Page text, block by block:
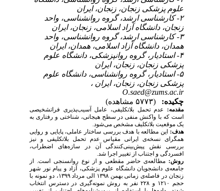
علوم پزشکی زنجان، زنجان، ایران
۲- کارشناسی ارشد، گروه روانشناسی، واحد
زنجان، دانشگاه آزاد اسلامی، زنجان، ایران
۳- کارشناسی ارشد، گروه روانشناسی، واحد
همدان، دانشگاه آزاد اسلامی، همدان، ایران
۴- استادیار، گروه روانپزشکی، دانشگاه علوم
پزشکی زنجان، زنجان، ایران
۵- استادیار، گروه روانشناسی، دانشگاه علوم
پزشکی زنجان، زنجان، ایران ،
O.saed@zums.ac.ir
چکیده:
مقدمه:عدم تحمل بلاتکلیفی، عامل آسیب‌پذیری فراتشخیصی
است که با واکنش منفی در سطح هیجانی، شناختی و رفتاری به
یک موقعیت بلاتکلیف مشخص می‌شود.
هدف:این مطالعه با هدف بررسی ساختار عاملی، پایایی و روایی
همگرای نسخه‌ی ایرانی مقیاس عدم تحمل بلاتکلیفی و نیز
بررسی نقش پیش‌بینی‌کنندگی آن در سازه‌های اضطراب،
افسردگی و اجتناب از تغییر اجرا شد.
روش:مطالعه‌ی حاضر مقطعی و از نوع روانسنجی است. از
جامعه‌ی دانشجویان دانشگاه علوم پزشکی، آزاد و پیام نور شهر
زنجان در فاصله‌ی زمانی بهمن ۱۳۹۸ الی مرداد ۱۳۹۹، دو نمونه با
حجم ۱۲۱۰ و ۲۲۸ نفر به روش نمونه‌گیری در دسترس انتخاب